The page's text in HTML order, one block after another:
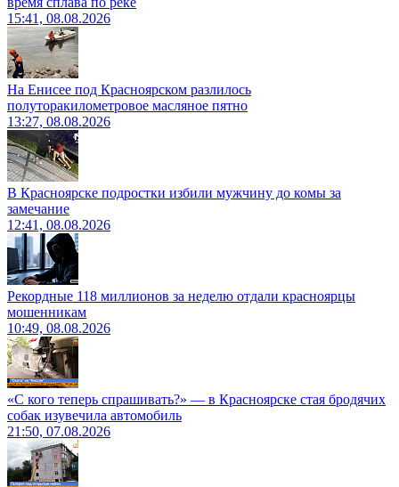
15:41, 08.08.2026
На Енисее под Красноярском разлилось
полуторакилометровое масляное пятно
13:27, 08.08.2026
В Красноярске подростки избили мужчину до комы за
замечание
12:41, 08.08.2026
Рекордные 118 миллионов за неделю отдали красноярцы
мошенникам
10:49, 08.08.2026
«С кого теперь спрашивать?» — в Красноярске стая бродячих
собак изувечила автомобиль
21:50, 07.08.2026